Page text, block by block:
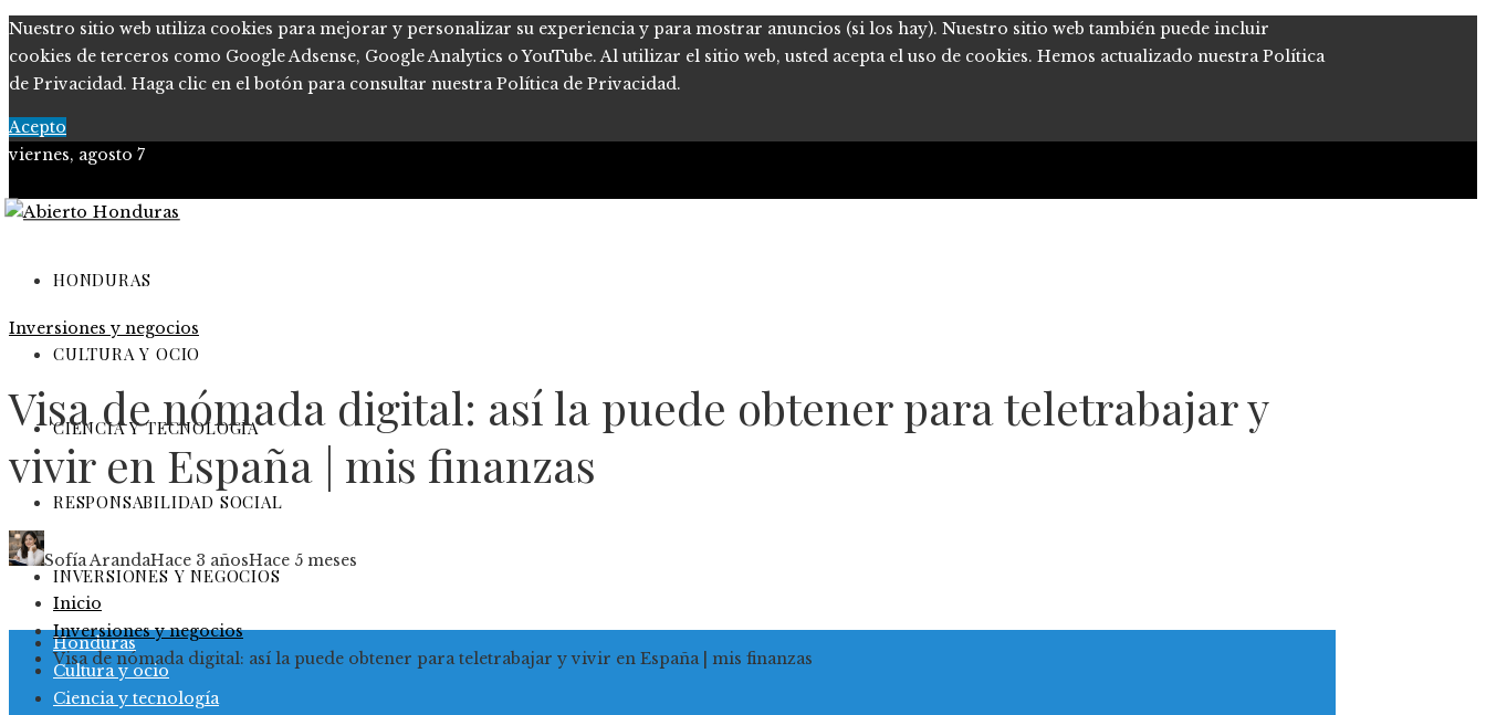
Nuestro sitio web utiliza cookies para mejorar y personalizar su experiencia y para mostrar anuncios (si los hay). Nuestro sitio web también puede incluir
cookies de terceros como Google Adsense, Google Analytics o YouTube. Al utilizar el sitio web, usted acepta el uso de cookies. Hemos actualizado nuestra Política
de Privacidad. Haga clic en el botón para consultar nuestra Política de Privacidad.
Acepto
viernes, agosto 7
Política de Privacidad
Marco Legal del Sitio
Quiénes somos
Contacto
HONDURAS
CULTURA Y OCIO
CIENCIA Y TECNOLOGÍA
RESPONSABILIDAD SOCIAL
INVERSIONES Y NEGOCIOS
Honduras
Cultura y ocio
Ciencia y tecnología
Inversiones y negocios
Visa de nómada digital: así la puede obtener para teletrabajar y
vivir en España | mis finanzas
Sofía ArandaHace 3 añosHace 5 meses
Inicio
Inversiones y negocios
Visa de nómada digital: así la puede obtener para teletrabajar y vivir en España | mis finanzas